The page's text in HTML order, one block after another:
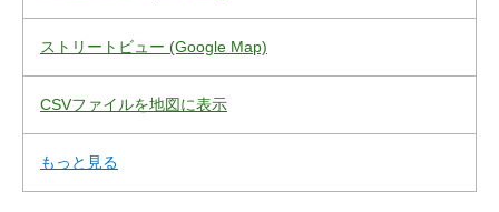
ストリートビュー (Google Map)
CSVファイルを地図に表示
もっと見る